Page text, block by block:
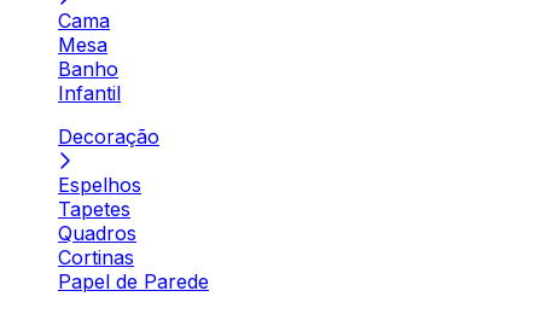
Cama
Mesa
Banho
Infantil
Decoração
Espelhos
Tapetes
Quadros
Cortinas
Papel de Parede